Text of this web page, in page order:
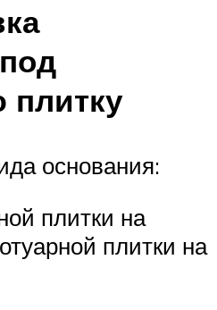
плитку
основания:
плитки на
плитки на